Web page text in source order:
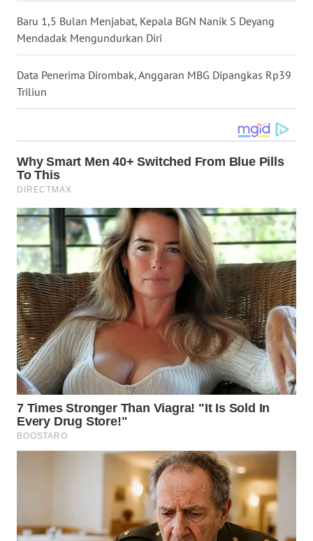
Baru 1,5 Bulan Menjabat, Kepala BGN Nanik S Deyang
Mendadak Mengundurkan Diri
Data Penerima Dirombak, Anggaran MBG Dipangkas Rp39
Triliun
GORONTALO
WN
SULUT
WN
MALUKU
WN
MALUT
WN
DAIRI
WN
DANAU
TOBA
WN
NIAS
WN
LANGKAT
WN
TAPANULI
SELATAN